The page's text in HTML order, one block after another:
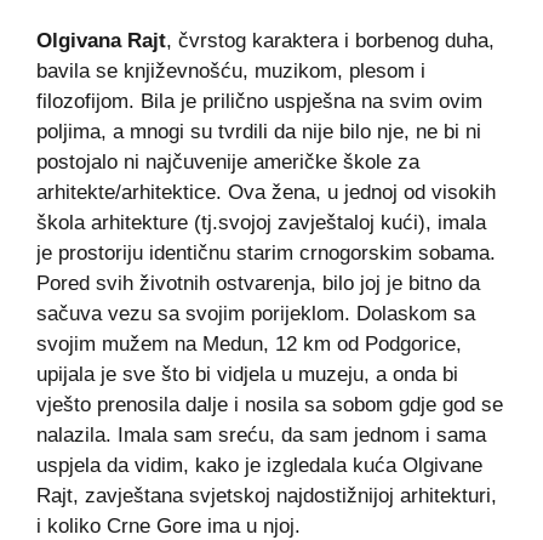
Olgivana Rajt, čvrstog karaktera i borbenog duha,
bavila se književnošću, muzikom, plesom i
filozofijom. Bila je prilično uspješna na svim ovim
poljima, a mnogi su tvrdili da nije bilo nje, ne bi ni
postojalo ni najčuvenije američke škole za
arhitekte/arhitektice. Ova žena, u jednoj od visokih
škola arhitekture (tj.svojoj zavještaloj kući), imala
je prostoriju identičnu starim crnogorskim sobama.
Pored svih životnih ostvarenja, bilo joj je bitno da
sačuva vezu sa svojim porijeklom. Dolaskom sa
svojim mužem na Medun, 12 km od Podgorice,
upijala je sve što bi vidjela u muzeju, a onda bi
vješto prenosila dalje i nosila sa sobom gdje god se
nalazila. Imala sam sreću, da sam jednom i sama
uspjela da vidim, kako je izgledala kuća Olgivane
Rajt, zavještana svjetskoj najdostižnijoj arhitekturi,
i koliko Crne Gore ima u njoj.